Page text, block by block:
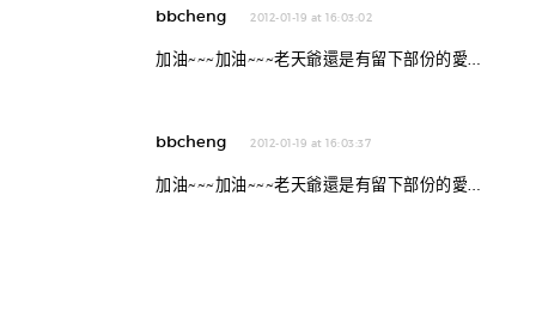
bbcheng 2012-01-19 at 16:03:02
加油~~~加油~~~老天爺還是有留下部份的愛…
bbcheng 2012-01-19 at 16:03:37
加油~~~加油~~~老天爺還是有留下部份的愛…